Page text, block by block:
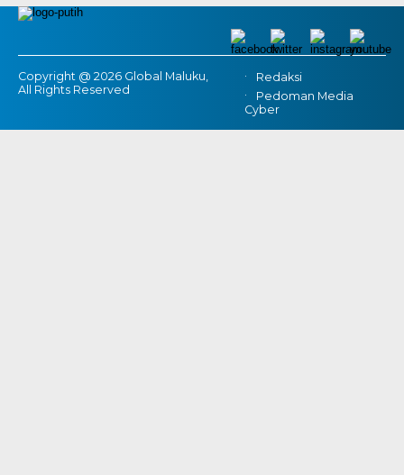
Copyright @ 2026 Global Maluku,
All Rights Reserved
Redaksi
Pedoman Media
Cyber